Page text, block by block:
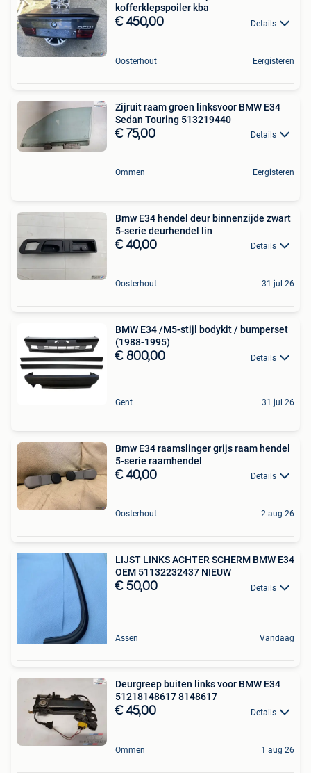
kofferklepspoiler kba
€ 450,00 Details
Oosterhout Eergisteren
Zijruit raam groen linksvoor BMW E34
Sedan Touring 513219440
€ 75,00 Details
Ommen Eergisteren
Bmw E34 hendel deur binnenzijde zwart
5-serie deurhendel lin
€ 40,00 Details
Oosterhout 31 jul 26
BMW E34 /M5-stijl bodykit / bumperset
(1988-1995)
€ 800,00 Details
Gent 31 jul 26
Bmw E34 raamslinger grijs raam hendel
5-serie raamhendel
€ 40,00 Details
Oosterhout 2 aug 26
LIJST LINKS ACHTER SCHERM BMW E34
OEM 51132232437 NIEUW
€ 50,00 Details
Assen Vandaag
Deurgreep buiten links voor BMW E34
51218148617 8148617
€ 45,00 Details
Ommen 1 aug 26